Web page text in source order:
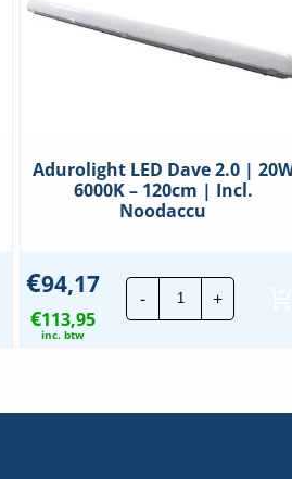
Adurolight LED Dave 2.0 |
6000K – 120cm | Incl.
Noodaccu
€94,17
€113,95
inc. btw
-
Adurolight
LED
Dave
+